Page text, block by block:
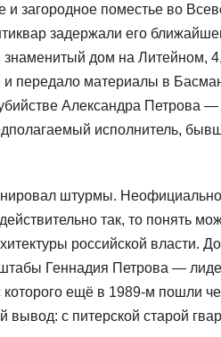
и загородное поместье во
задержали его
дом на Литейном,
передало материалы в
Александра Петрова
исполнитель,
штурмы.
так, то понять
российской власти.
Геннадия Петрова —
которого ещё в 1989-м пошли
вывод: с питерской старой